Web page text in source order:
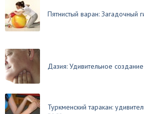
Пятнистый варан: Загадочный
Дазия: Удивительное
Туркменский таракан: